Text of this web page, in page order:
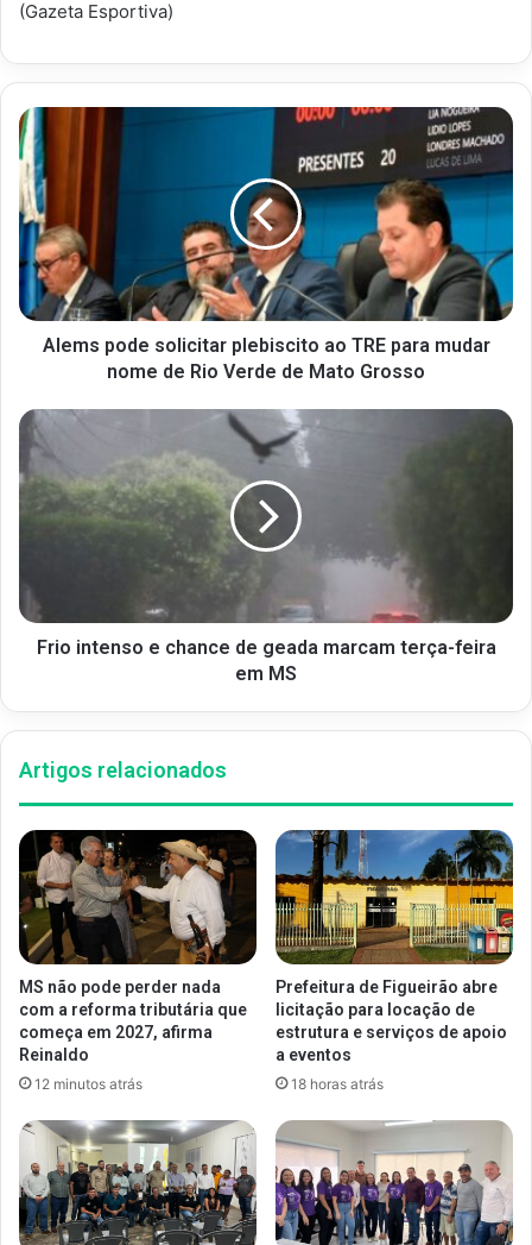
(Gazeta Esportiva)
Alems pode solicitar plebiscito ao TRE para mudar
nome de Rio Verde de Mato Grosso
Frio intenso e chance de geada marcam terça-feira
em MS
Artigos relacionados
MS não pode perder nada
com a reforma tributária que
começa em 2027, afirma
Reinaldo
12 minutos atrás
Prefeitura de Figueirão abre
licitação para locação de
estrutura e serviços de apoio
a eventos
18 horas atrás